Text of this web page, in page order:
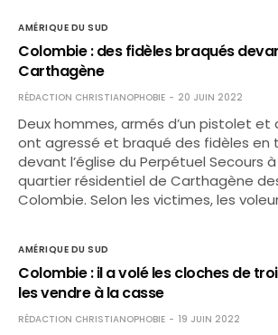
AMÉRIQUE DU SUD
Colombie : des fidèles braqués
Carthagène
RÉDACTION CHRISTIANOPHOBIE 20 JUIN 2022
Deux hommes, armés d’un pistolet et
ont agressé et braqué des fidèles en
devant l’église du Perpétuel Secours
quartier résidentiel de Carthagène
Colombie. Selon les victimes, les
AMÉRIQUE DU SUD
Colombie : il a volé les cloches de
les vendre à la casse
RÉDACTION CHRISTIANOPHOBIE 19 JUIN 2022